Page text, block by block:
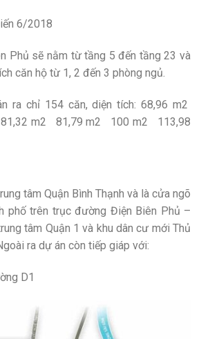
6/2018
Phủ sẽ nằm từ tầng 5 đến tầng 23 và
căn hộ từ 1, 2 đến 3 phòng ngủ.
ra chỉ 154 căn, diện tích: 68,96 m2
m2 81,79 m2 100 m2 113,98
tâm Quận Bình Thạnh và là cửa ngõ
phố trên trục đường Điện Biên Phủ –
tâm Quận 1 và khu dân cư mới Thủ
ra dự án còn tiếp giáp với:
D1